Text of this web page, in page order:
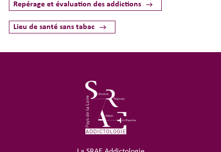
Repérage et évaluation des addictions
Lieu de santé sans tabac